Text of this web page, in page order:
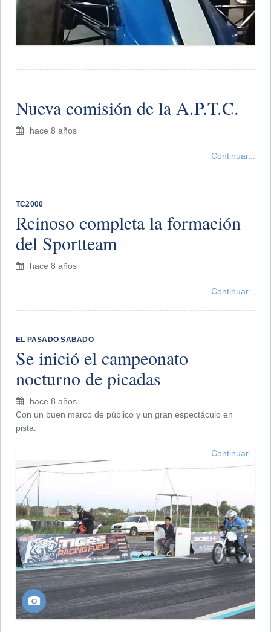
Nueva comisión de la A.P.T.C.
hace 8 años
Continuar...
TC2000
Reinoso completa la formación
del Sportteam
hace 8 años
Continuar...
EL PASADO SABADO
Se inició el campeonato
nocturno de picadas
hace 8 años
Con un buen marco de público y un gran espectáculo en
pista.
Continuar...